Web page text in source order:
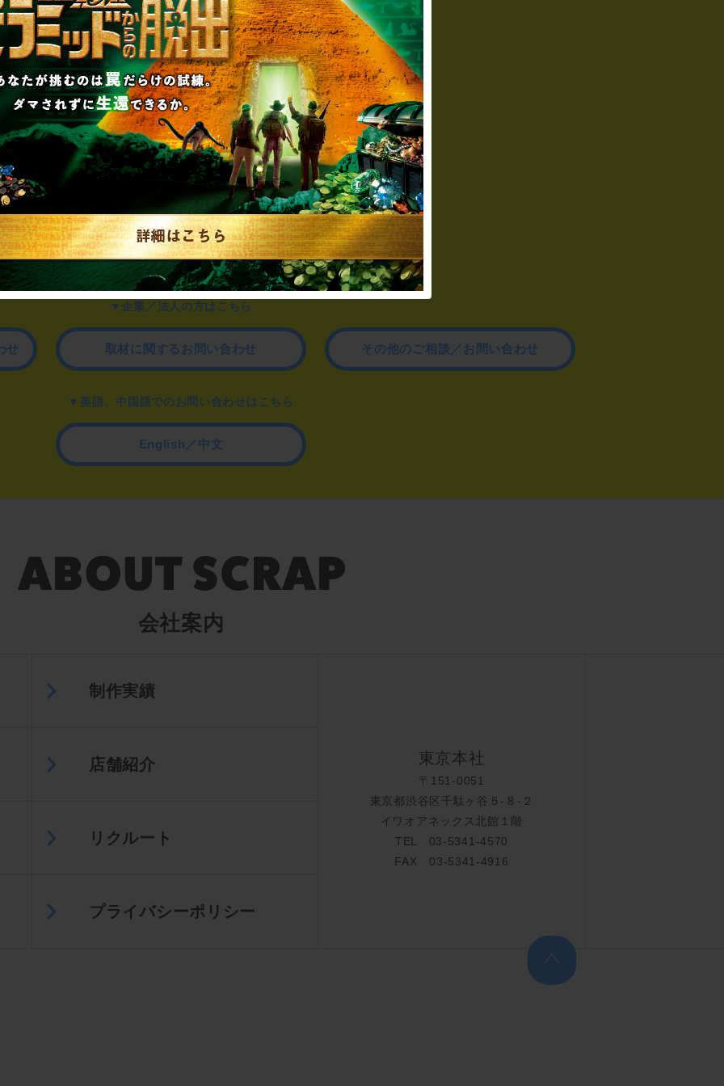
制作のご相談、コラボレーションなど、
お気軽にお問い合わせください。
▼一般のお客様はこちら
公演内容、チケットのお問い合わせ
▼企業／法人の方はこちら
せ 取材に関するお問い合わせ その他のご相談／お問い合わせ
▼英語、中国語でのお問い合わせはこちら
English／中文
会社案内
制作実績
店舗紹介
リクルート
プライバシーポリシー
東京本社
〒151-0051
東京都渋谷区千駄ヶ谷５-８-２
イワオアネックス北館１階
TEL 03-5341-4570
FAX 03-5341-4916